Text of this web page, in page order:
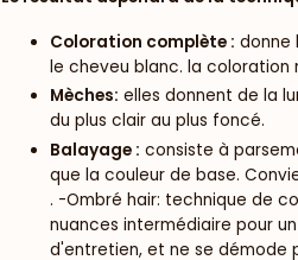
Coloration complète : donne
le cheveu blanc. la
Mèches: elles donnent de la
du plus clair au plus foncé.
Balayage : consiste à
que la couleur de base.
. -Ombré hair: technique de
nuances intermédiaire pour
d'entretien, et ne se démode